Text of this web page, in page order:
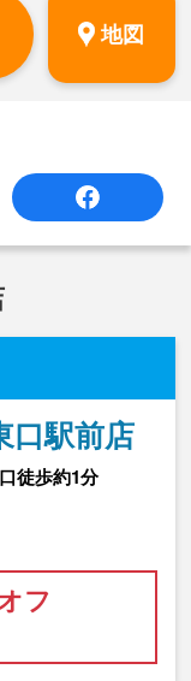
地図
口駅前店
徒歩約1分
フ